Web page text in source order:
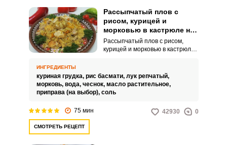
Рассыпчатый плов с
рисом, курицей и
морковью в кастрюле на
плите
Рассыпчатый плов с рисом,
курицей и морковью в кастрюле
рецепту! Чаще всего плов
готовят в мультиварке, но в этом
рецепте вам предлагается
кухонные гаджеты. Чтобы плов
ИНГРЕДИЕНТЫ
куриная грудка, рис басмати, лук репчатый,
морковь, вода, чеснок, масло растительное,
приправа (на выбор), соль
75 мин 42930 0
СМОТРЕТЬ РЕЦЕПТ